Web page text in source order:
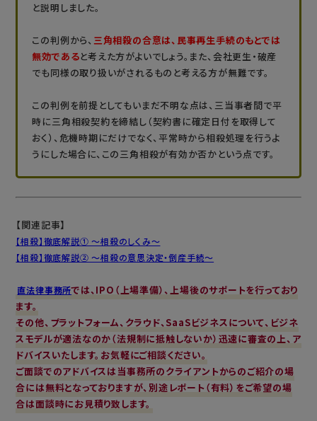
と説明しました。
この判例から、三角相殺の合意は、民事再生手続のもとでは
無効であると考えた方がよいでしょう。また、会社更生・破産
でも同様の取り扱いがされるものと考える方が無難です。
この判例を前提としてもいまだ不明な点は、三当事者間で平
時に三角相殺契約を締結し（契約書に確定日付を取得して
おく）、危機時期にだけでなく、平常時から相殺処理を行うよ
うにした場合に、この三角相殺が有効か否かという点です。
【関連記事】
【相殺】徹底解説① ～相殺のしくみ～
【相殺】徹底解説② ～相殺の意思決定・倒産手続～
直法律事務所では、IPO（上場準備）、上場後のサポートを行っており
ます。
その他、プラットフォーム、クラウド、SaaSビジネスについて、ビジネ
スモデルが適法なのか（法規制に抵触しないか）迅速に審査の上、ア
ドバイスいたします。お気軽にご相談ください。
ご面談でのアドバイスは当事務所のクライアントからのご紹介の場
合には無料となっておりますが、別途レポート（有料）をご希望の場
合は面談時にお見積り致します。